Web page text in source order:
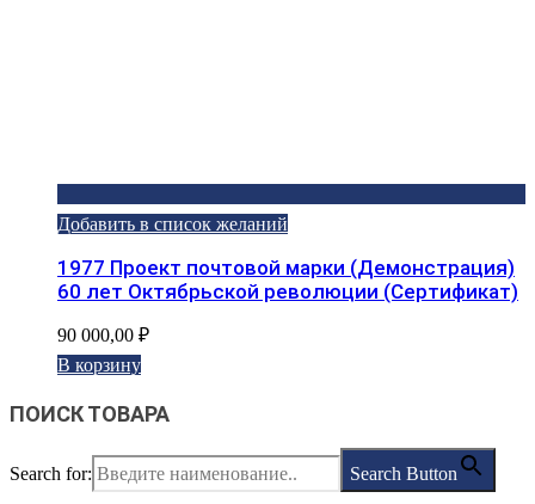
Добавить в список желаний
1977 Проект почтовой марки (Демонстрация)
60 лет Октябрьской революции (Сертификат)
90 000,00 ₽
В корзину
ПОИСК ТОВАРА
Search for: Search Button